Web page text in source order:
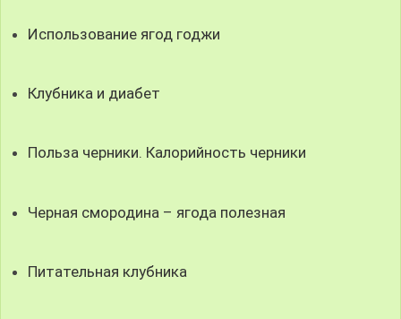
Использование ягод годжи
Клубника и диабет
Польза черники. Калорийность черники
Черная смородина – ягода полезная
Питательная клубника